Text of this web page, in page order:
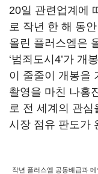
20일 관련업계에
로 작년 한 해 동
올린 플러스엠은
‘범죄도시 4’가 개
이 줄줄이 개봉을
촬영을 마친 나홍
로 전 세계의 관심
시장 점유 판도가
작년 플러스엠 공동배급과